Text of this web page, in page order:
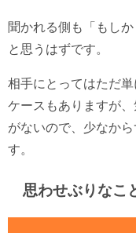
聞かれる側も「もし
と思うはずです。
相手にとってはただ
ケースもありますが
がないので、少なか
す。
思わせぶりなこ